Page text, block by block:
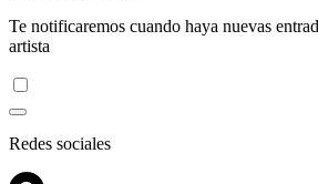
Te notificaremos cuando haya nuevas
artista
Redes sociales